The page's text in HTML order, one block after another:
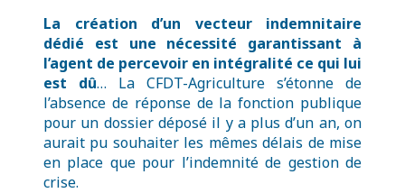
La création d’un vecteur indemnitaire
dédié est une nécessité garantissant à
l’agent de percevoir en intégralité ce qui lui
est dû… La CFDT-Agriculture s’étonne de
l’absence de réponse de la fonction publique
pour un dossier déposé il y a plus d’un an, on
aurait pu souhaiter les mêmes délais de mise
en place que pour l’indemnité de gestion de
crise.